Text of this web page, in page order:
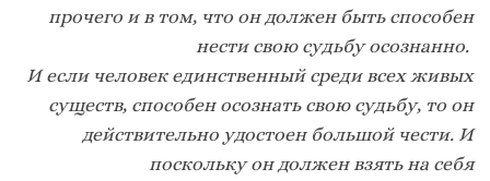
прочего и в том, что он должен быть способен
нести свою судьбу осознанно.
И если человек единственный среди всех живых
существ, способен осознать свою судьбу, то он
действительно удостоен большой чести. И
поскольку он должен взять на себя